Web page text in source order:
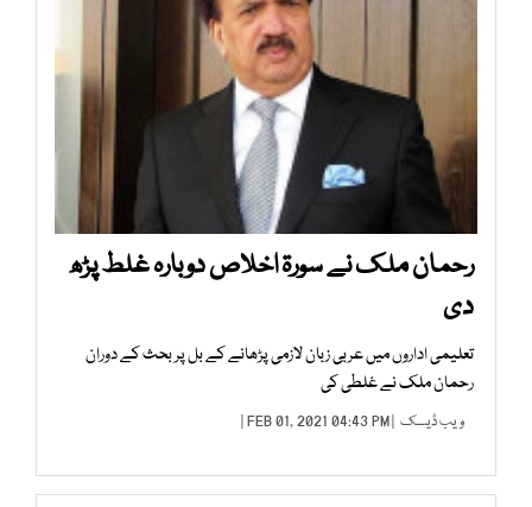
رحمان ملک نے سورۃ اخلاص دوبارہ غلط پڑھ
دی
تعلیمی اداروں میں عربی زبان لازمی پڑھانے کے بل پر بحث کے دوران
رحمان ملک نے غلطی کی
ویب ڈیسک | FEB 01, 2021 04:43 PM |